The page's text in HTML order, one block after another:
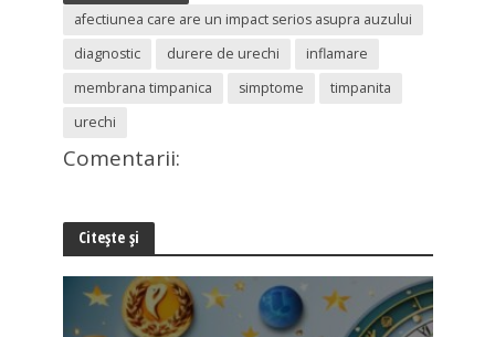
afectiunea care are un impact serios asupra auzului
diagnostic
durere de urechi
inflamare
membrana timpanica
simptome
timpanita
urechi
Comentarii:
Citește și